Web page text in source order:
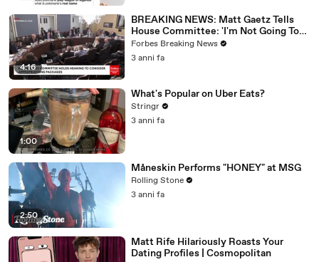
4:16
BREAKING NEWS: Matt Gaetz Tells
House Committee: 'I'm Not Going To
Vote For A Continuing Resolution'
Forbes Breaking News
3 anni fa
1:00
What's Popular on Uber Eats?
Stringr
3 anni fa
2:50
Måneskin Performs "HONEY" at MSG
Rolling Stone
3 anni fa
Matt Rife Hilariously Roasts Your
Dating Profiles | Cosmopolitan